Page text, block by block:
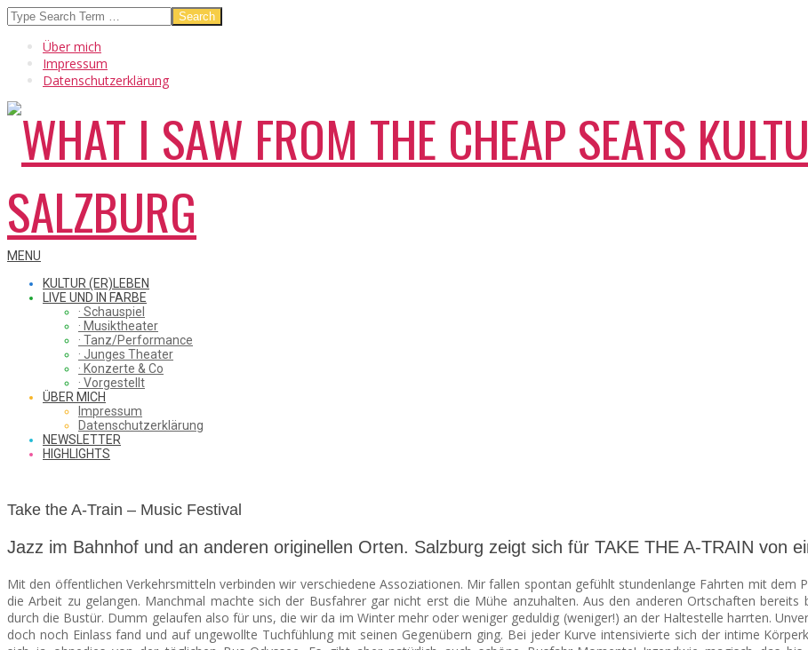
Skip
to
content
Search
Über mich
Impressum
Datenschutzerklärung
WHAT
SAW
FROM
THE
Secondary
Menu
MENU
KULTUR (ER)LEBEN
LIVE UND IN FARBE
· Schauspiel
· Musiktheater
· Tanz/Performance
· Junges Theater
· Konzerte & Co
· Vorgestellt
ÜBER MICH
Impressum
Datenschutzerklärung
NEWSLETTER
HIGHLIGHTS
Take the A-Train – Music Festival
Jazz im Bahnhof und an anderen originellen Orten. Salzburg zeigt sich für TAKE THE A-TRAIN von
Mit den öffentlichen Verkehrsmitteln verbinden wir verschiedene Assoziationen. Mir fallen spontan gefühlt stundenlange Fahrten mit dem
die Arbeit zu gelangen. Manchmal machte sich der Busfahrer gar nicht erst die Mühe anzuhalten. Aus den anderen Ortschaften
durch die Bustür. Dumm gelaufen also für uns, die wir da im Winter mehr oder weniger geduldig (weniger!) an der Haltestelle harrten.
doch noch Einlass fand und auf ungewollte Tuchfühlung mit seinen Gegenübern ging. Bei jeder Kurve intensivierte sich der intime